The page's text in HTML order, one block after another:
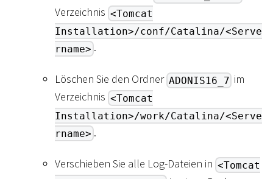
Verzeichnis <Tomcat
Installation>/conf/Catalina/<Serve
rname> .
Löschen Sie den Ordner ADONIS16_7 im
Verzeichnis <Tomcat
Installation>/work/Catalina/<Serve
rname> .
Verschieben Sie alle Log-Dateien in <Tomcat